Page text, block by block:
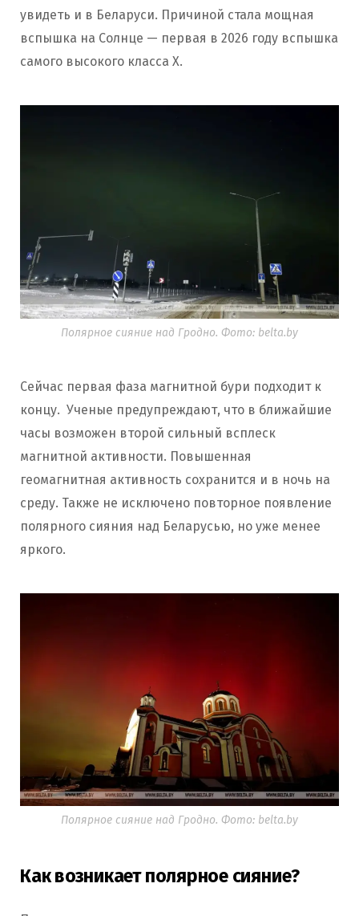
увидеть и в Беларуси. Причиной стала мощная
вспышка на Солнце — первая в 2026 году вспышка
самого высокого класса X.
Полярное сияние над Гродно. Фото: belta.by
Сейчас первая фаза магнитной бури подходит к
концу. Ученые предупреждают, что в ближайшие
часы возможен второй сильный всплеск
магнитной активности. Повышенная
геомагнитная активность сохранится и в ночь на
среду. Также не исключено повторное появление
полярного сияния над Беларусью, но уже менее
яркого.
Полярное сияние над Гродно. Фото: belta.by
Как возникает полярное сияние?